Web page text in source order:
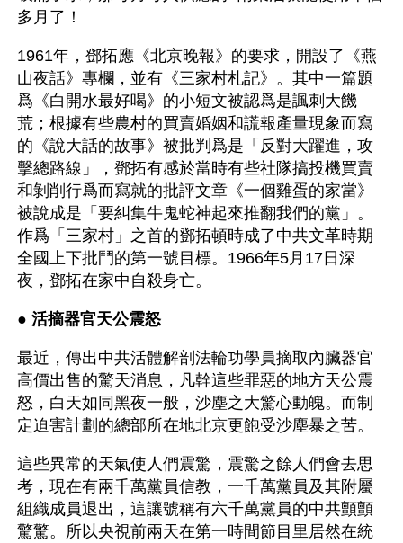
多月了！
1961年，鄧拓應《北京晚報》的要求，開設了《燕
山夜話》專欄，並有《三家村札記》。其中一篇題
爲《白開水最好喝》的小短文被認爲是諷刺大饑
荒；根據有些農村的買賣婚姻和謊報產量現象而寫
的《說大話的故事》被批判爲是「反對大躍進，攻
擊總路線」，鄧拓有感於當時有些社隊搞投機買賣
和剝削行爲而寫就的批評文章《一個雞蛋的家當》
被說成是「要糾集牛鬼蛇神起來推翻我們的黨」。
作爲「三家村」之首的鄧拓頓時成了中共文革時期
全國上下批鬥的第一號目標。1966年5月17日深
夜，鄧拓在家中自殺身亡。
● 活摘器官天公震怒
最近，傳出中共活體解剖法輪功學員摘取內臟器官
高價出售的驚天消息，凡幹這些罪惡的地方天公震
怒，白天如同黑夜一般，沙塵之大驚心動魄。而制
定迫害計劃的總部所在地北京更飽受沙塵暴之苦。
這些異常的天氣使人們震驚，震驚之餘人們會去思
考，現在有兩千萬黨員信教，一千萬黨員及其附屬
組織成員退出，這讓號稱有六千萬黨員的中共顫顫
驚驚。所以央視前兩天在第一時間節目里居然在統